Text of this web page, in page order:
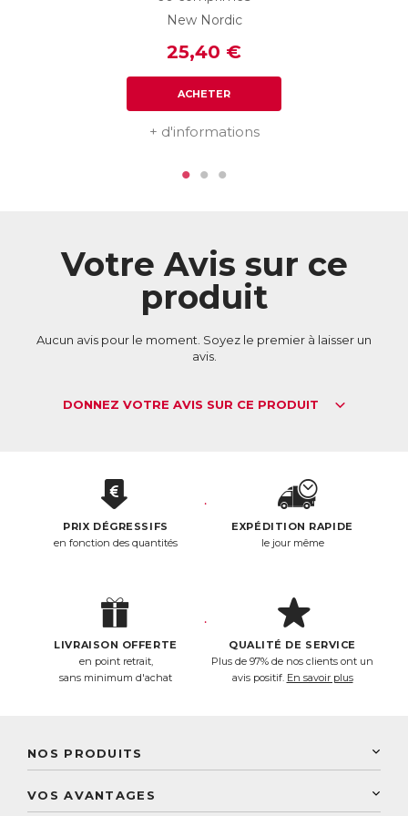
New Nordic
25,40 €
ACHETER
+ d'informations
Votre Avis sur ce
produit
Aucun avis pour le moment. Soyez le premier à laisser un
avis.
DONNEZ VOTRE AVIS SUR CE PRODUIT
PRIX DÉGRESSIFS
en fonction des quantités
EXPÉDITION RAPIDE
le jour même
LIVRAISON OFFERTE
en point retrait,
sans minimum d'achat
QUALITÉ DE SERVICE
Plus de 97% de nos clients ont un
avis positif. En savoir plus
NOS PRODUITS
VOS AVANTAGES